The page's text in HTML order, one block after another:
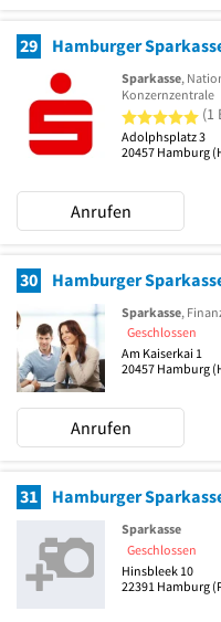
29 Hamburger
Sparkasse,
Konzernzentrale
5(1
Adolphsplatz 3
20457 Hamburg
Anrufen
30 Hamburger
Sparkasse,
Geschlossen
Am Kaiserkai 1
20457 Hamburg
Anrufen
31 Hamburger
Sparkasse
Geschlossen
Hinsbleek 10
22391 Hamburg